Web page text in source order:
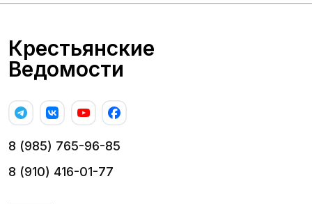
Крестьянские
Ведомости
8 (985) 765-96-85
8 (910) 416-01-77